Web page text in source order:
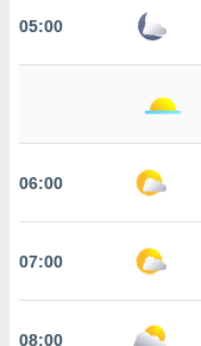
todas
ya sean
en
perfil
y
05:00
06:00
07:00
08:00